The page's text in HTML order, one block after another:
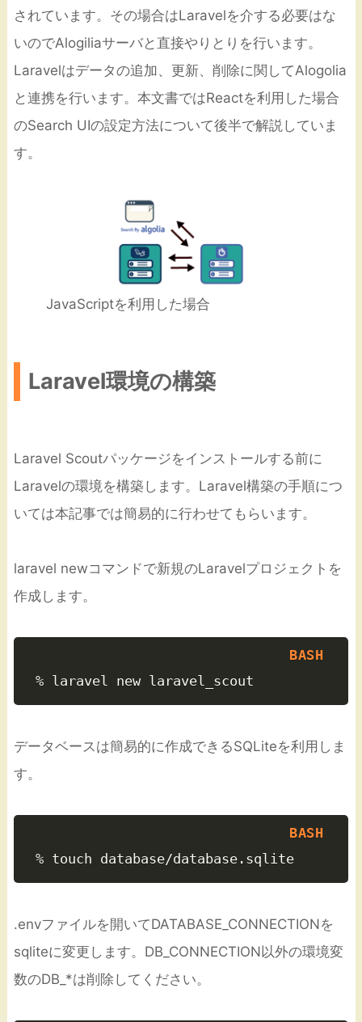
されています。その場合はLaravelを介する必要はな
いのでAlogiliaサーバと直接やりとりを行います。
Laravelはデータの追加、更新、削除に関してAlogolia
と連携を行います。本文書ではReactを利用した場合
のSearch UIの設定方法について後半で解説していま
す。
JavaScriptを利用した場合
Laravel環境の構築
Laravel Scoutパッケージをインストールする前に
Laravelの環境を構築します。Laravel構築の手順につ
いては本記事では簡易的に行わせてもらいます。
laravel newコマンドで新規のLaravelプロジェクトを
作成します。
データベースは簡易的に作成できるSQLiteを利用しま
す。
.envファイルを開いてDATABASE_CONNECTIONを
sqliteに変更します。DB_CONNECTION以外の環境変
数のDB_*は削除してください。